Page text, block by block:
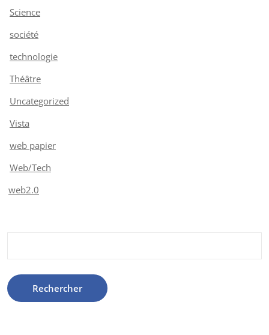
Science
société
technologie
Théâtre
Uncategorized
Vista
web papier
Web/Tech
web2.0